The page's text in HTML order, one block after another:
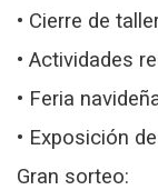
• Cierre de
• Actividades
• Feria
• Exposición
Gran sorteo: